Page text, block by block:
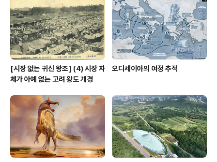
[시장 없는 귀신 왕조] (4) 시장 자
체가 아예 없는 고려 왕도 개경
오디세이아의 여정 추적